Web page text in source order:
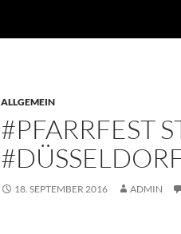
ALLGEMEIN
#PFARRFEST
18. SEPTEMBER 2016 ADMIN